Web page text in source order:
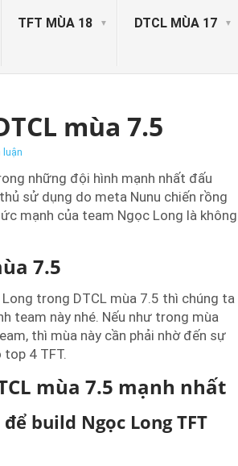
TFT MÙA 18 DTCL MÙA 17
mùa 7.5
luận
những đội hình mạnh nhất đấu
sử dụng do meta Nunu chiến rồng
mạnh của team Ngọc Long là không
7.5
trong DTCL mùa 7.5 thì chúng ta
team này nhé. Nếu như trong mùa
thì mùa này cần phải nhờ đến sự
top 4 TFT.
mùa 7.5 mạnh nhất
build Ngọc Long TFT